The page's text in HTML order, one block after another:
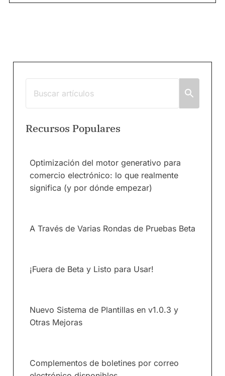
Recursos Populares
Optimización del motor generativo para
comercio electrónico: lo que realmente
significa (y por dónde empezar)
A Través de Varias Rondas de Pruebas Beta
¡Fuera de Beta y Listo para Usar!
Nuevo Sistema de Plantillas en v1.0.3 y
Otras Mejoras
Complementos de boletines por correo